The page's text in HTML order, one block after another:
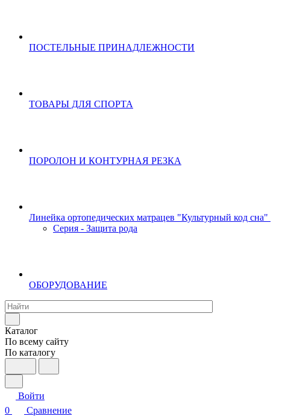
ПОСТЕЛЬНЫЕ ПРИНАДЛЕЖНОСТИ
ТОВАРЫ ДЛЯ СПОРТА
ПОРОЛОН И КОНТУРНАЯ РЕЗКА
Линейка ортопедических матрацев "Культурный код сна"
Серия - Защита рода
ОБОРУДОВАНИЕ
Каталог
По всему сайту
По каталогу
Войти
0
Сравнение